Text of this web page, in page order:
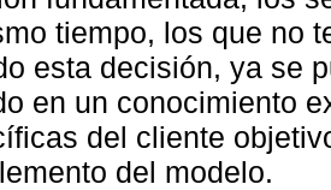
tiempo, los que no
esta decisión, ya se
en un conocimiento
del cliente
del modelo.